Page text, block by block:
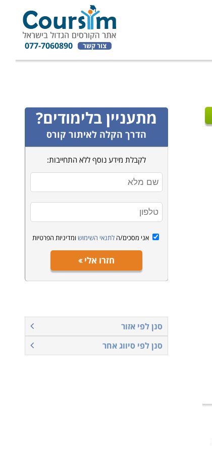
צור קשר 077-7060890
מתעניין בלימודים?
הדרך הקלה לאיתור קורס
לקבלת מידע נוסף ללא התחייבות:
אני מסכים/הלתנאי השימוש ומדיניות הפרטיות
חזרו אלי
סנן לפי אזור
סנן לפי סיווג אחר